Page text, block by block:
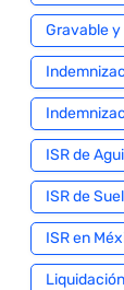
Gravable
ISR de
ISR de
ISR en
Liquidación